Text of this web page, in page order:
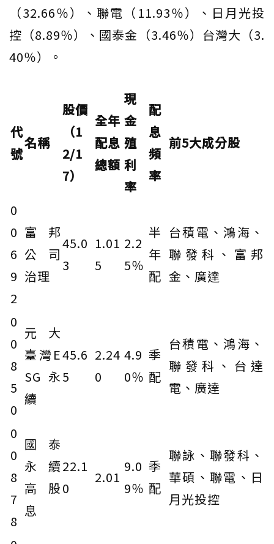
（32.66％）、聯電（11.93％）、日月光投
控（8.89％）、國泰金（3.46％）台灣大（3.
40％）。
代
號
名稱
股價
（1
2/1
7）
全年
配息
總額
現
金
殖
利
率
配
息
頻
率
前5大成分股
0
0
6
9
2
富邦
公司
治理
45.0
3
1.01
5
2.2
5％
半
年
配
台積電、鴻海、
聯發科、富邦
金、廣達
0
0
8
5
0
元大
臺灣E
SG永
續
45.6
5
2.24
0
4.9
0％
季
配
台積電、鴻海、
聯發科、台達
電、廣達
0
0
8
7
8
國泰
永續
高股
息
22.1
0
2.01
9.0
9％
季
配
聯詠、聯發科、
華碩、聯電、日
月光投控